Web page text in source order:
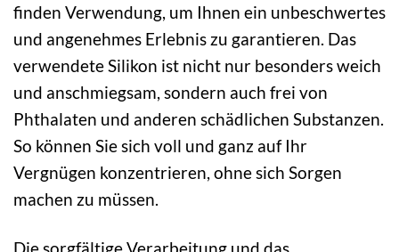
finden Verwendung, um Ihnen ein unbeschwertes
und angenehmes Erlebnis zu garantieren. Das
verwendete Silikon ist nicht nur besonders weich
und anschmiegsam, sondern auch frei von
Phthalaten und anderen schädlichen Substanzen.
So können Sie sich voll und ganz auf Ihr
Vergnügen konzentrieren, ohne sich Sorgen
machen zu müssen.